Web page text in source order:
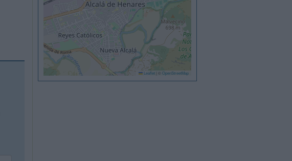
Leaflet © OpenStreetMap